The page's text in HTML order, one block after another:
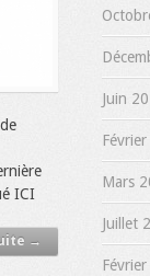
ICI
→
Juin
Mars
Juillet